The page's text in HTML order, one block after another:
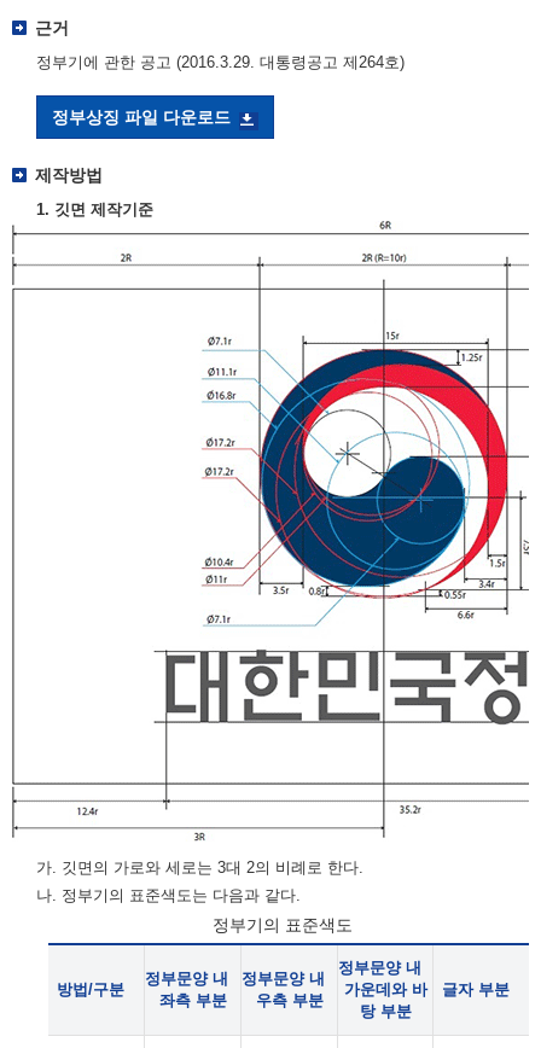
근거
정부기에 관한 공고 (2016.3.29. 대통령공고 제264호)
정부상징 파일 다운로드
제작방법
1. 깃면 제작기준
가. 깃면의 가로와 세로는 3대 2의 비례로 한다.
나. 정부기의 표준색도는 다음과 같다.
정부기의 표준색도
방법/구분
정부문양 내
좌측 부분
정부문양 내
우측 부분
정부문양 내
가운데와 바
탕 부분
글자 부분